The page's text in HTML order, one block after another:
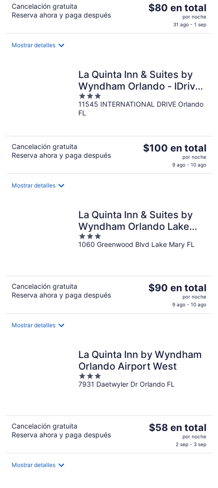
Cancelación gratuita
Reserva ahora y paga después
El
de
por
noche
$80 en total
por noche
31 ago - 1 sep
Mostrar detalles
La Quinta Inn & Suites by
Wyndham Orlando - IDrive
Theme Parks
3
out
of
11545 INTERNATIONAL DRIVE Orlando
FL
Cancelación gratuita
Reserva ahora y paga después
El
de
por
noche
$100 en total
por noche
9 ago - 10 ago
Mostrar detalles
La Quinta Inn & Suites by
Wyndham Orlando Lake
Mary
3
out
1060 Greenwood Blvd Lake Mary FL
Cancelación gratuita
Reserva ahora y paga después
El
de
por
noche
$90 en total
por noche
9 ago - 10 ago
Mostrar detalles
La Quinta Inn by Wyndham
Orlando Airport West
3
out
7931 Daetwyler Dr Orlando FL
Cancelación gratuita
Reserva ahora y paga después
El
de
$58 en total
por noche
2 sep - 3 sep
Mostrar detalles